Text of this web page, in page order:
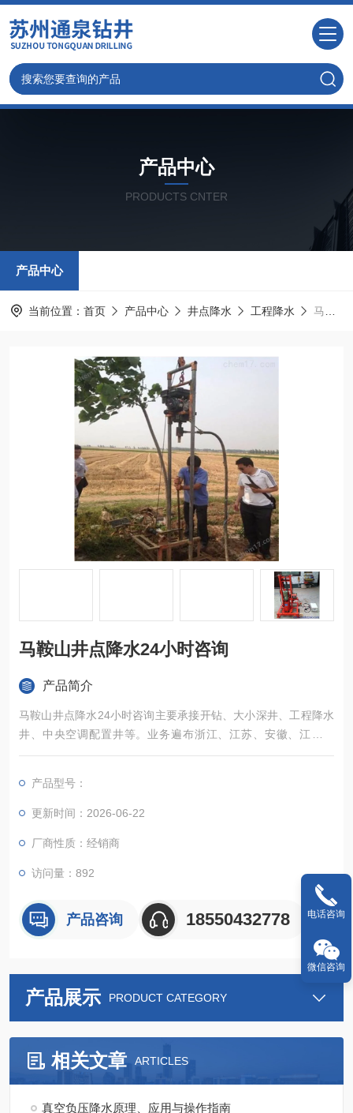
产品中心
PRODUCTS CNTER
产品中心
当前位置： 首页 产品中心 井点降水 工程降水 马鞍山井点降水24小时咨询
马鞍山井点降水24小时咨询
产品简介
马鞍山井点降水24小时咨询主要承接开钻、大小深井、工程降水
井、中央空调配置井等。业务遍布浙江、江苏、安徽、江西等
地，欢迎各企事业单位、厂矿、家庭用户来电，我们将尽我们的
产品型号：
更新时间：2026-06-22
厂商性质：经销商
访问量：892
产品咨询 18550432778
产品展示 PRODUCT CATEGORY
相关文章 ARTICLES
真空负压降水原理、应用与操作指南
电话咨询
微信咨询